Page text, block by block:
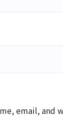
email, and